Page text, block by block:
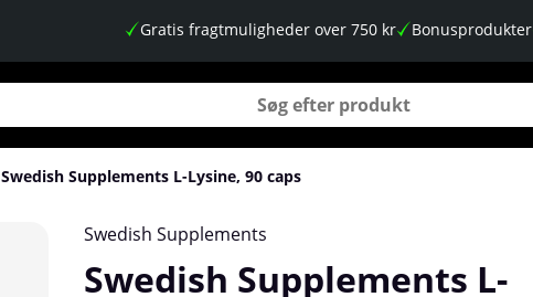
Gratis fragtmuligheder over 750 kr Bonusprodukter
Swedish Supplements L-Lysine, 90 caps
Swedish Supplements
Swedish Supplements L-